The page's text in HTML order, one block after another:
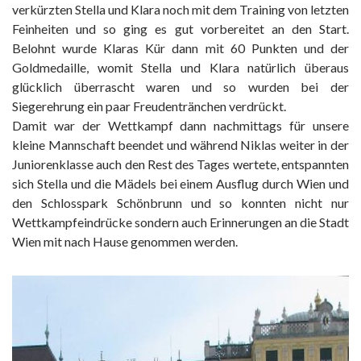
verkürzten Stella und Klara noch mit dem Training von letzten
Feinheiten und so ging es gut vorbereitet an den Start.
Belohnt wurde Klaras Kür dann mit 60 Punkten und der
Goldmedaille, womit Stella und Klara natürlich überaus
glücklich überrascht waren und so wurden bei der
Siegerehrung ein paar Freudentränchen verdrückt.
Damit war der Wettkampf dann nachmittags für unsere
kleine Mannschaft beendet und während Niklas weiter in der
Juniorenklasse auch den Rest des Tages wertete, entspannten
sich Stella und die Mädels bei einem Ausflug durch Wien und
den Schlosspark Schönbrunn und so konnten nicht nur
Wettkampfeindrücke sondern auch Erinnerungen an die Stadt
Wien mit nach Hause genommen werden.